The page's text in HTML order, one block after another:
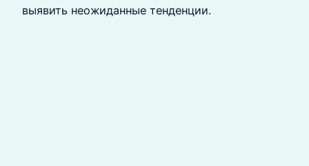
выявить неожиданные тенденции.